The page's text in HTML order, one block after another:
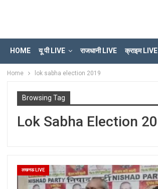
HOME यू पी LIVE राजधानी LIVE क्राइम LIVE
Home lok sabha election 2019
Browsing Tag
Lok Sabha Election
लखनऊ LIVE